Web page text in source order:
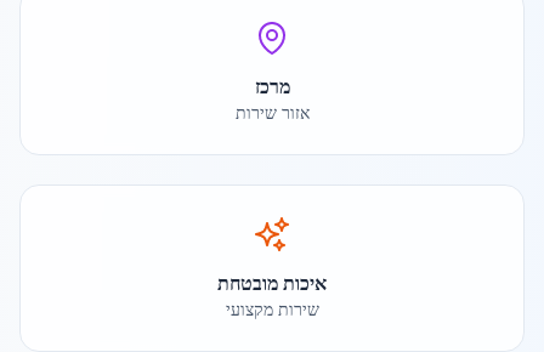
מרכז
אזור שירות
איכות מובטחת
שירות מקצועי